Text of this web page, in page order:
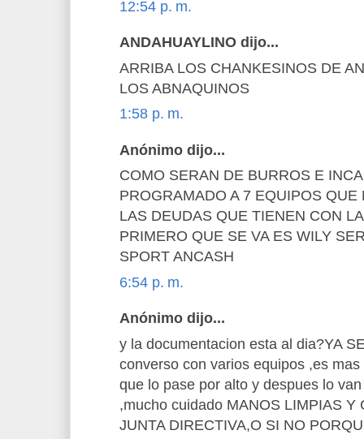
12:54 p. m.
ANDAHUAYLINO dijo...
ARRIBA LOS CHANKESINOS DE
LOS ABNAQUINOS
1:58 p. m.
Anónimo dijo...
COMO SERAN DE BURROS E
PROGRAMADO A 7 EQUIPOS
LAS DEUDAS QUE TIENEN CON
PRIMERO QUE SE VA ES WILY
SPORT ANCASH
6:54 p. m.
Anónimo dijo...
y la documentacion esta al dia?YA
converso con varios equipos ,es
que lo pase por alto y despues lo
,mucho cuidado MANOS LIMPIAS Y
JUNTA DIRECTIVA,O SI NO